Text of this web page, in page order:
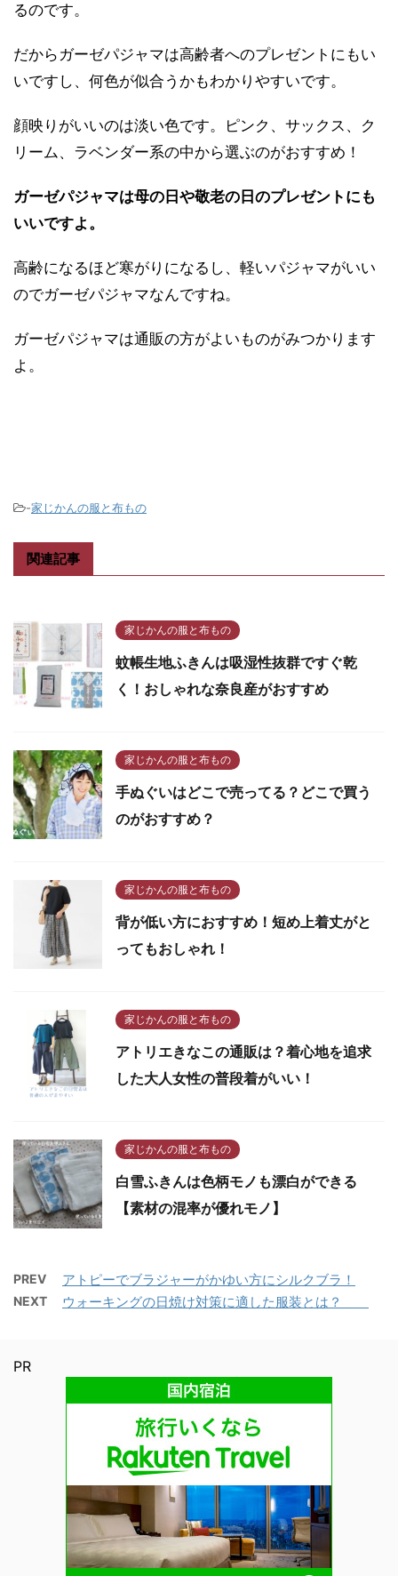
るのです。
だからガーゼパジャマは高齢者へのプレゼントにもい
いですし、何色が似合うかもわかりやすいです。
顔映りがいいのは淡い色です。ピンク、サックス、ク
リーム、ラベンダー系の中から選ぶのがおすすめ！
ガーゼパジャマは母の日や敬老の日のプレゼントにも
いいですよ。
高齢になるほど寒がりになるし、軽いパジャマがいい
のでガーゼパジャマなんですね。
ガーゼパジャマは通販の方がよいものがみつかります
よ。
-家じかんの服と布もの
関連記事
家じかんの服と布もの
蚊帳生地ふきんは吸湿性抜群ですぐ乾
く！おしゃれな奈良産がおすすめ
家じかんの服と布もの
手ぬぐいはどこで売ってる？どこで買う
のがおすすめ？
家じかんの服と布もの
背が低い方におすすめ！短め上着丈がと
ってもおしゃれ！
家じかんの服と布もの
アトリエきなこの通販は？着心地を追求
した大人女性の普段着がいい！
家じかんの服と布もの
白雪ふきんは色柄モノも漂白ができる
【素材の混率が優れモノ】
PREV アトピーでブラジャーがかゆい方にシルクブラ！
NEXT ウォーキングの日焼け対策に適した服装とは？
PR